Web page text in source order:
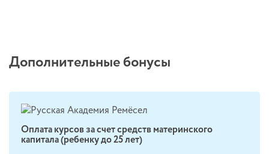
Дополнительные бонусы
Оплата курсов за счет средств материнского
капитала (ребенку до 25 лет)